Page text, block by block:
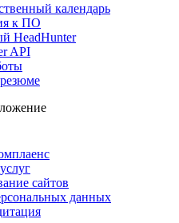
календарь
к ПО
HeadHunter
API
сайтов
данных